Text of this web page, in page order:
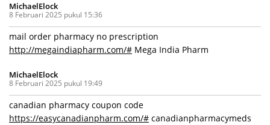
MichaelElock
8 Februari 2025 pukul 15:36
mail order pharmacy no prescription
http://megaindiapharm.com/# Mega India Pharm
MichaelElock
8 Februari 2025 pukul 19:49
canadian pharmacy coupon code
https://easycanadianpharm.com/# canadianpharmacymeds